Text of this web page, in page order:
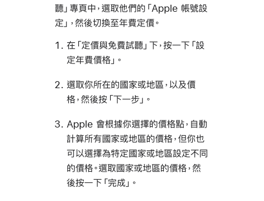
聽」專頁中，選取他們的「Apple 帳號設
定」，然後切換至年費定價。
在「定價與免費試聽」下，按一下「設
定年費價格」。
選取你所在的國家或地區，以及價
格，然後按「下一步」。
Apple 會根據你選擇的價格點，自動
計算所有國家或地區的價格，但你也
可以選擇為特定國家或地區設定不同
的價格。選取國家或地區的價格，然
後按一下「完成」。